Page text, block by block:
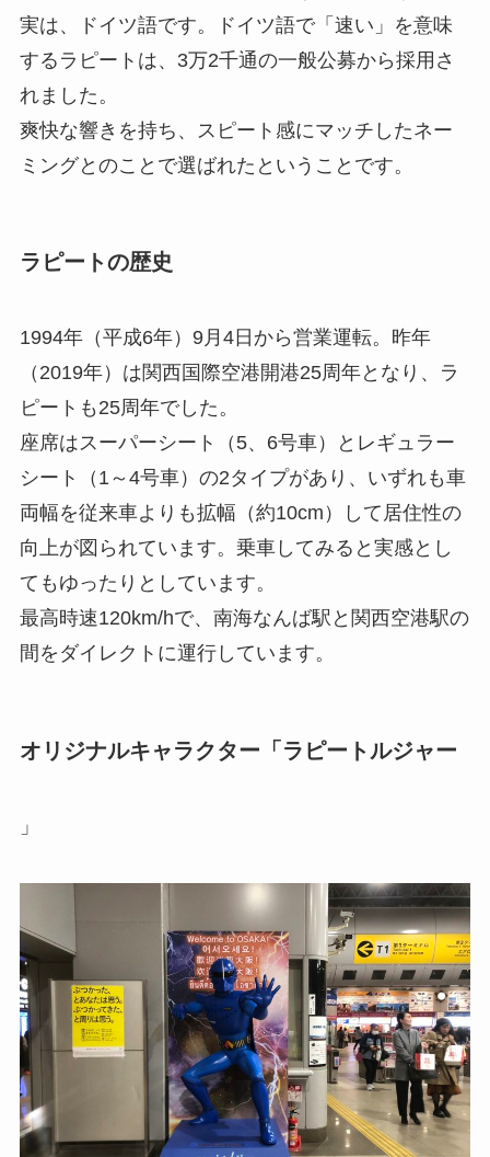
実は、ドイツ語です。ドイツ語で「速い」を意味
するラピートは、3万2千通の一般公募から採用さ
れました。
爽快な響きを持ち、スピート感にマッチしたネー
ミングとのことで選ばれたということです。
ラピートの歴史
1994年（平成6年）9月4日から営業運転。昨年
（2019年）は関西国際空港開港25周年となり、ラ
ピートも25周年でした。
座席はスーパーシート（5、6号車）とレギュラー
シート（1～4号車）の2タイプがあり、いずれも車
両幅を従来車よりも拡幅（約10cm）して居住性の
向上が図られています。乗車してみると実感とし
てもゆったりとしています。
最高時速120km/hで、南海なんば駅と関西空港駅の
間をダイレクトに運行しています。
オリジナルキャラクター「ラピートルジャー
」